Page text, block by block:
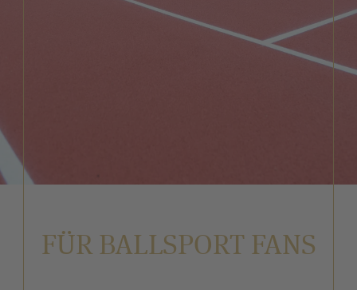
FÜR BALLSPORT FANS